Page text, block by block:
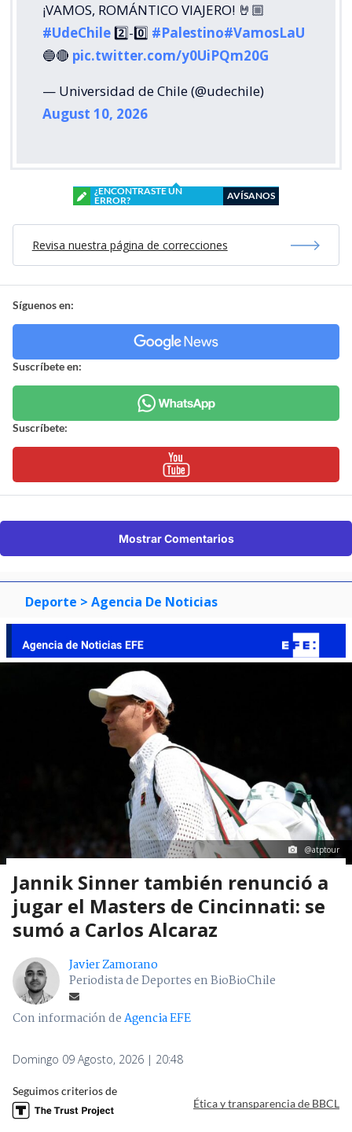
¡VAMOS, ROMÁNTICO VIAJERO! 🤘🏼
#UdeChile2️⃣-0️⃣ #Palestino#VamosLaU
🔵🔴 pic.twitter.com/y0UiPQm20G
— Universidad de Chile (@udechile)
August 10, 2026
¿ENCONTRASTE UN
ERROR?
AVÍSANOS
Revisa nuestra página de correcciones
Síguenos en:
Suscríbete en:
Suscríbete:
Mostrar Comentarios
Deporte > Agencia De Noticias
@atptour
Jannik Sinner también renunció a
jugar el Masters de Cincinnati: se
sumó a Carlos Alcaraz
Javier Zamorano
Periodista de Deportes en BioBioChile
Con información deAgencia EFE
Domingo 09 Agosto, 2026 | 20:48
Seguimos criterios de
Ética y transparencia de BBCL